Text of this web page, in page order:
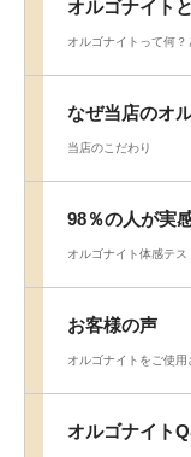
オルゴナイト
オルゴナイトって何
なぜ当店のオ
当店のこだわり
98％の人が実
オルゴナイト体感テス
お客様の声
オルゴナイトをご使
オルゴナイト